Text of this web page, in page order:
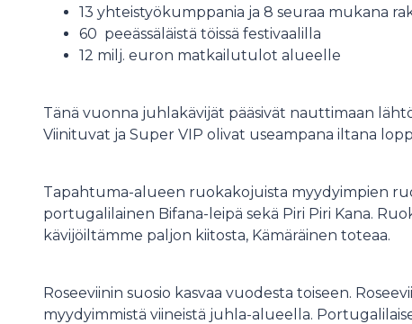
13 yhteistyökumppania ja 8 seuraa mukana
60 peeässäläistä töissä festivaalilla
12 milj. euron matkailutulot alueelle
Tänä vuonna juhlakävijät pääsivät nauttimaan
Viinituvat ja Super VIP olivat useampana iltana
Tapahtuma-alueen ruokakojuista myydyimpien
portugalilainen Bifana-leipä sekä Piri Piri Kana.
kävijöiltämme paljon kiitosta, Kämäräinen toteaa.
Roseeviinin suosio kasvaa vuodesta toiseen.
myydyimmistä viineistä juhla-alueella.